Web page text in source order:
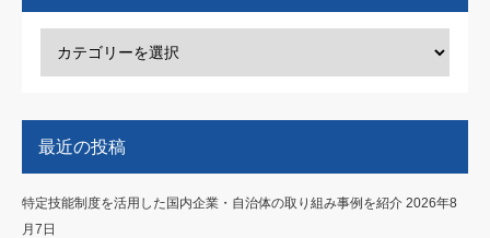
最近の投稿
特定技能制度を活用した国内企業・自治体の取り組み事例を紹介 2026年8
月7日